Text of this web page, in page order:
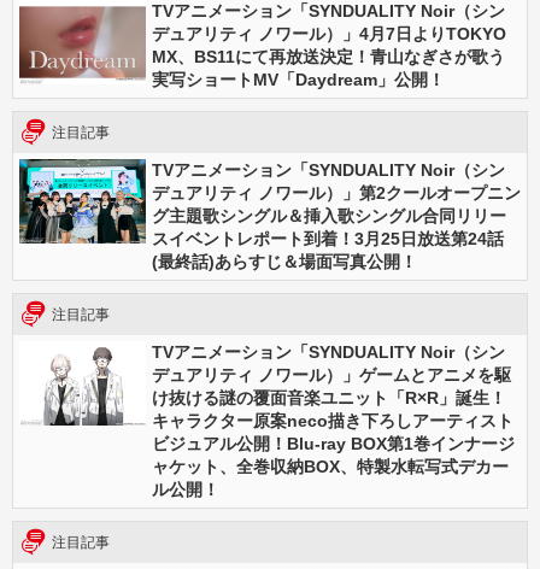
TVアニメーション「SYNDUALITY Noir（シン
デュアリティ ノワール）」4月7日よりTOKYO
MX、BS11にて再放送決定！青山なぎさが歌う
実写ショートMV「Daydream」公開！
注目記事
TVアニメーション「SYNDUALITY Noir（シン
デュアリティ ノワール）」第2クールオープニン
グ主題歌シングル＆挿入歌シングル合同リリー
スイベントレポート到着！3月25日放送第24話
(最終話)あらすじ＆場面写真公開！
注目記事
TVアニメーション「SYNDUALITY Noir（シン
デュアリティ ノワール）」ゲームとアニメを駆
け抜ける謎の覆面音楽ユニット「R×R」誕生！
キャラクター原案neco描き下ろしアーティスト
ビジュアル公開！Blu-ray BOX第1巻インナージ
ャケット、全巻収納BOX、特製水転写式デカー
ル公開！
注目記事